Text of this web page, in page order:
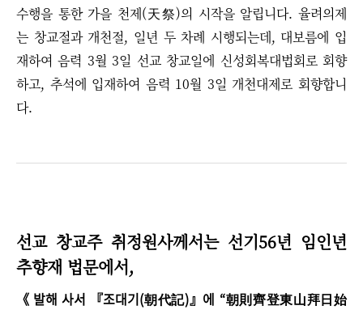
수행을 통한 가을 천제(天祭)의 시작을 알립니다. 율려의제
는 창교절과 개천절, 일년 두 차례 시행되는데, 대보름에 입
재하여 음력 3월 3일 선교 창교일에 신성회복대법회로 회향
하고, 추석에 입재하여 음력 10월 3일 개천대제로 회향합니
다.
​선교 창교주 취정원사께서는 선기56년 임인년
추향재 법문에서,
《 발해 사서 『조대기(朝代記)』에 “朝則齊登東山拜日始